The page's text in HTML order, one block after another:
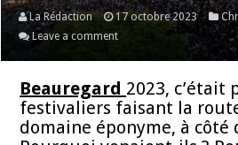
La Rédaction 17 octobre 2023
Leave a comment
Beauregard 2023, c’était
festivaliers faisant la
domaine éponyme, à côté